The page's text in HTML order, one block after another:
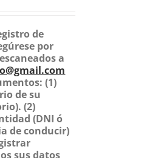
de
por
a
(1)
de su
(2)
(DNI ó
de conducir)
sus datos